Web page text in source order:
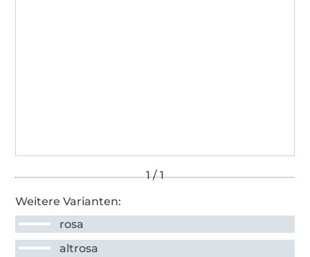
Weitere Varianten:
rosa
altrosa